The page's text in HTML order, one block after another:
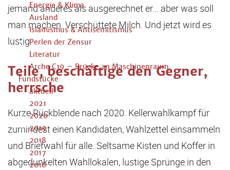
Energie & Klima
Ausland
Islamismus & Antisemitismus
Perlen der Zensur
Literatur
Arche C19 – Brücke an Maschinenraum
Fundstücke
aktuell
2021
2020
2019
2018
2017
2016
jemand anderes als ausgerechnet er… aber was soll
man machen. Verschüttete Milch. Und jetzt wird es
lustig.
Teile, beschäftige den Gegner,
herrsche
Kurze Rückblende nach 2020. Kellerwahlkampf für
zumindest einen Kandidaten, Wahlzettel einsammeln
und Briefwahl für alle. Seltsame Kisten und Koffer in
abgedunkelten Wahllokalen, lustige Sprünge in den